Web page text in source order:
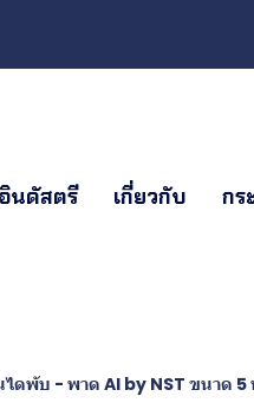
นดัสตรี เกี่ยวกับ กร
ไดพับ - พาด AI by NST ขนาด 5